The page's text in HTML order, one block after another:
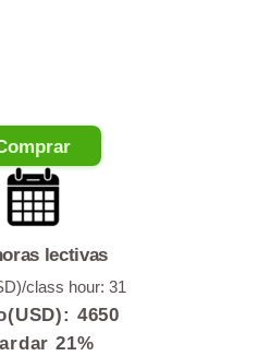
lectivas
class hour: 31
4650
21%